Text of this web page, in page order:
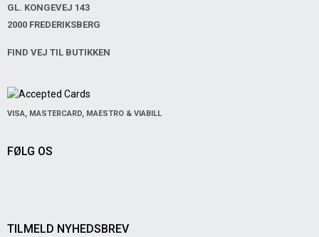
GL. KONGEVEJ 143
2000 FREDERIKSBERG
FIND VEJ TIL BUTIKKEN
TILMELD NYHEDSBREV
FØLG OS
VISA, MASTERCARD, MAESTRO & VIABILL